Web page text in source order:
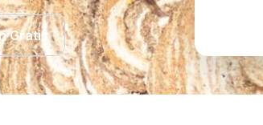
Gratis